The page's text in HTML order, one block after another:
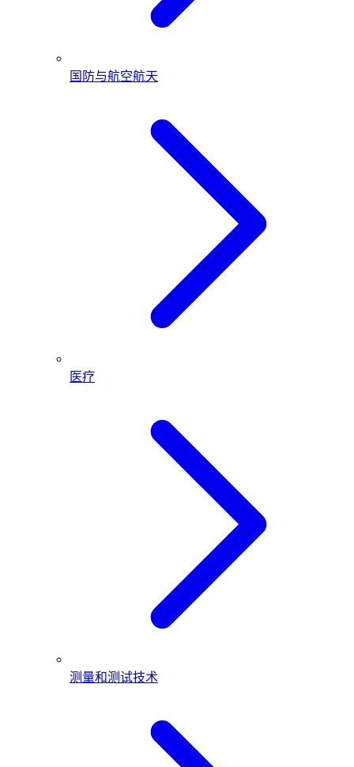
国防与航空航天
医疗
测量和测试技术